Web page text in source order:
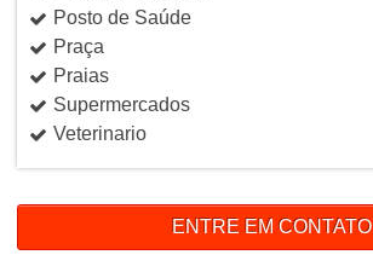
Posto de Saúde
Praça
Praias
Supermercados
Veterinario
ENTRE EM CONTATO